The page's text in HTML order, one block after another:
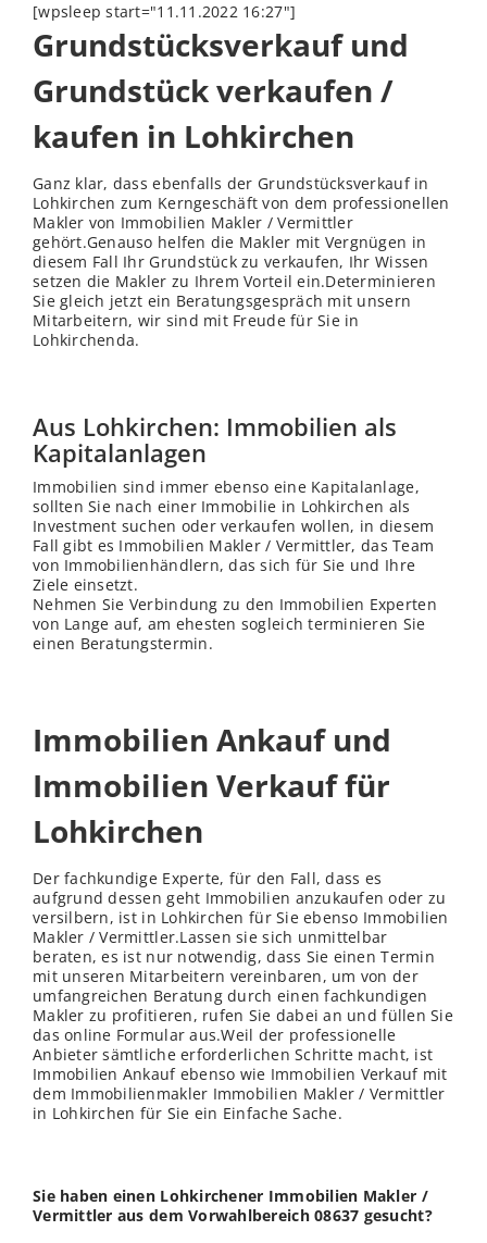
[wpsleep start="11.11.2022 16:27"]
Grundstücksverkauf und
Grundstück verkaufen /
kaufen in Lohkirchen
Ganz klar, dass ebenfalls der Grundstücksverkauf in
Lohkirchen zum Kerngeschäft von dem professionellen
Makler von Immobilien Makler / Vermittler
gehört.Genauso helfen die Makler mit Vergnügen in
diesem Fall Ihr Grundstück zu verkaufen, Ihr Wissen
setzen die Makler zu Ihrem Vorteil ein.Determinieren
Sie gleich jetzt ein Beratungsgespräch mit unsern
Mitarbeitern, wir sind mit Freude für Sie in
Lohkirchenda.
Aus Lohkirchen: Immobilien als
Kapitalanlagen
Immobilien sind immer ebenso eine Kapitalanlage,
sollten Sie nach einer Immobilie in Lohkirchen als
Investment suchen oder verkaufen wollen, in diesem
Fall gibt es Immobilien Makler / Vermittler, das Team
von Immobilienhändlern, das sich für Sie und Ihre
Ziele einsetzt.
Nehmen Sie Verbindung zu den Immobilien Experten
von Lange auf, am ehesten sogleich terminieren Sie
einen Beratungstermin.
Immobilien Ankauf und
Immobilien Verkauf für
Lohkirchen
Der fachkundige Experte, für den Fall, dass es
aufgrund dessen geht Immobilien anzukaufen oder zu
versilbern, ist in Lohkirchen für Sie ebenso Immobilien
Makler / Vermittler.Lassen sie sich unmittelbar
beraten, es ist nur notwendig, dass Sie einen Termin
mit unseren Mitarbeitern vereinbaren, um von der
umfangreichen Beratung durch einen fachkundigen
Makler zu profitieren, rufen Sie dabei an und füllen Sie
das online Formular aus.Weil der professionelle
Anbieter sämtliche erforderlichen Schritte macht, ist
Immobilien Ankauf ebenso wie Immobilien Verkauf mit
dem Immobilienmakler Immobilien Makler / Vermittler
in Lohkirchen für Sie ein Einfache Sache.
Sie haben einen Lohkirchener Immobilien Makler /
Vermittler aus dem Vorwahlbereich 08637 gesucht?